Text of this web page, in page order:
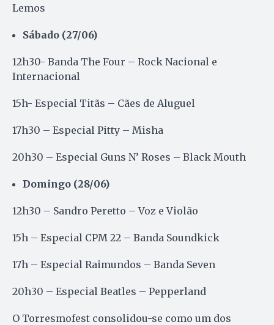
Lemos
Sábado (27/06)
12h30- Banda The Four – Rock Nacional e
Internacional
15h- Especial Titãs – Cães de Aluguel
17h30 – Especial Pitty – Misha
20h30 – Especial Guns N’ Roses – Black Mouth
Domingo (28/06)
12h30 – Sandro Peretto – Voz e Violão
15h – Especial CPM 22 – Banda Soundkick
17h – Especial Raimundos – Banda Seven
20h30 – Especial Beatles – Pepperland
O Torresmofest consolidou-se como um dos